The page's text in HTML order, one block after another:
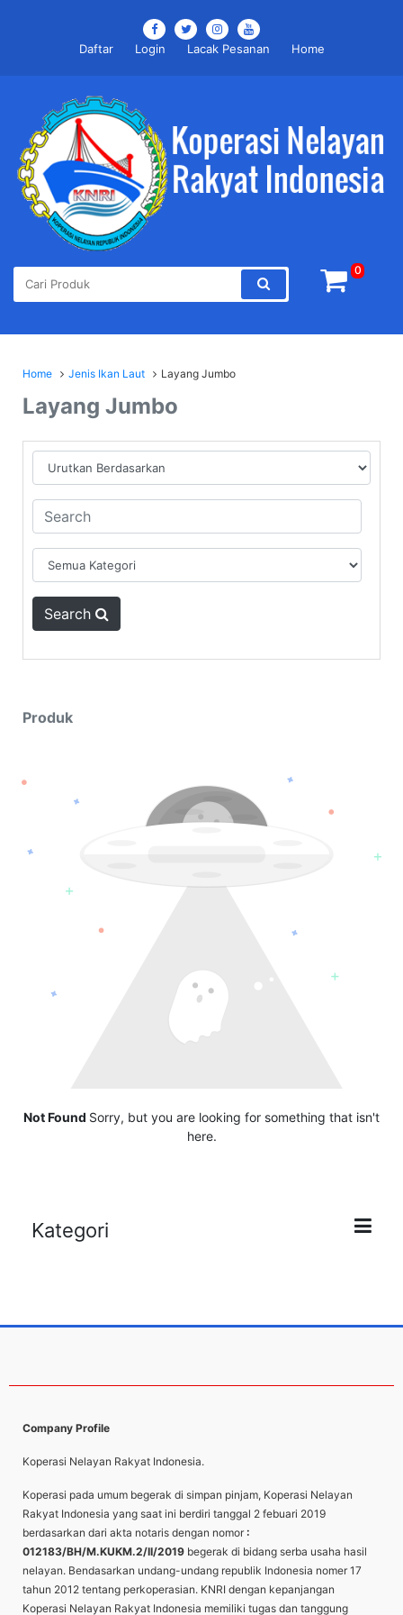
Daftar Login Lacak Pesanan Home
0
Home Jenis Ikan Laut Layang Jumbo
Layang Jumbo
Search
Produk
Not Found Sorry, but you are looking for something that isn't
here.
Kategori
Company Profile
Koperasi Nelayan Rakyat Indonesia.
Koperasi pada umum begerak di simpan pinjam, Koperasi Nelayan
Rakyat Indonesia yang saat ini berdiri tanggal 2 febuari 2019
berdasarkan dari akta notaris dengan nomor:
012183/BH/M.KUKM.2/II/2019 begerak di bidang serba usaha hasil
nelayan. Bendasarkan undang-undang republik Indonesia nomer 17
tahun 2012 tentang perkoperasian. KNRI dengan kepanjangan
Koperasi Nelayan Rakyat Indonesia memiliki tugas dan tanggung